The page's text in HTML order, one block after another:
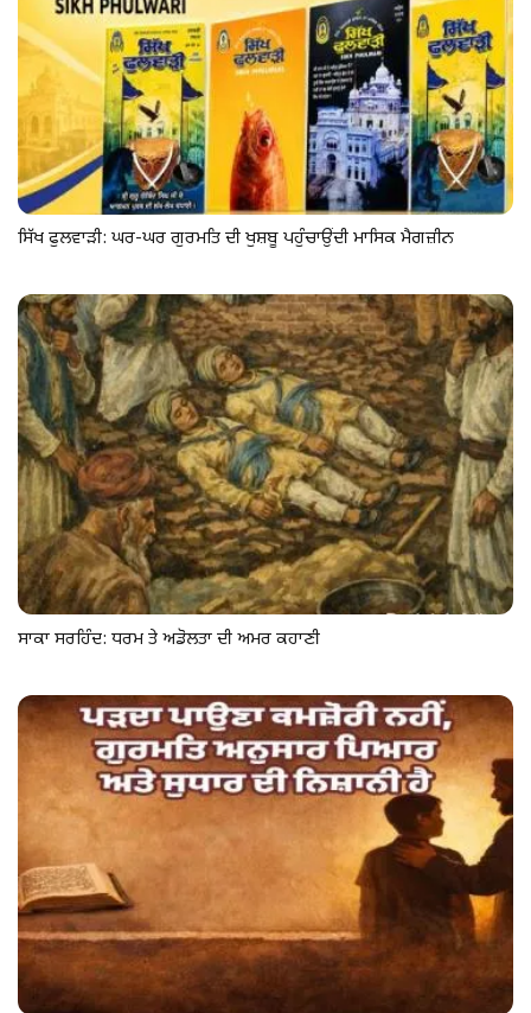
ਸਿੱਖ ਫੁਲਵਾੜੀ: ਘਰ-ਘਰ ਗੁਰਮਤਿ ਦੀ ਖੁਸ਼ਬੂ ਪਹੁੰਚਾਉਂਦੀ ਮਾਸਿਕ ਮੈਗਜ਼ੀਨ
ਸਾਕਾ ਸਰਹਿੰਦ: ਧਰਮ ਤੇ ਅਡੋਲਤਾ ਦੀ ਅਮਰ ਕਹਾਣੀ